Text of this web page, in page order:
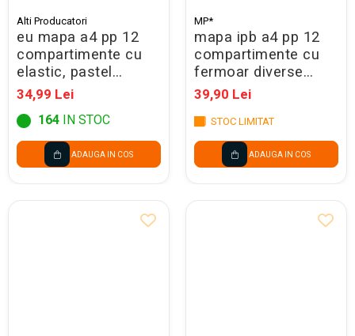
Alti Producatori
eu mapa a4 pp 12
compartimente cu
elastic, pastel
120380
34,99 Lei
164 IN STOC
ADAUGA IN COS
MP*
mapa ipb a4 pp 12
compartimente cu
fermoar diverse
culori pc454
39,90 Lei
STOC LIMITAT
ADAUGA IN COS